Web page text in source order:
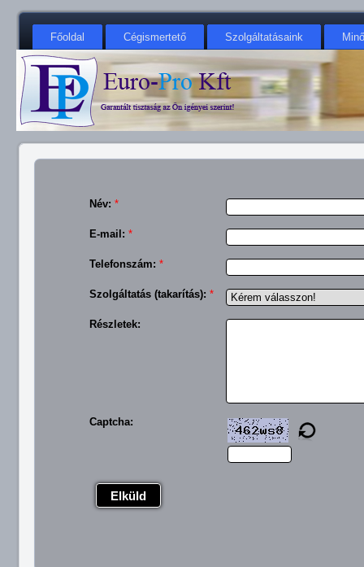
Főoldal Cégismertető Szolgáltatásaink
Név: *
E-mail: *
Telefonszám: *
Szolgáltatás (takarítás): *
Részletek:
Captcha:
Elküld